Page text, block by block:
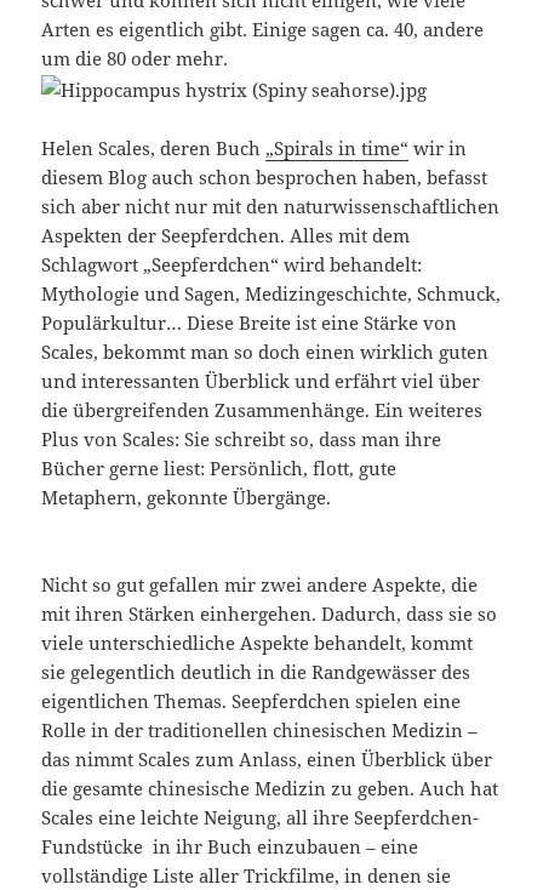
Arten es eigentlich gibt. Einige sagen ca. 40, andere
um die 80 oder mehr.
Helen Scales, deren Buch „Spirals in time“ wir in
diesem Blog auch schon besprochen haben, befasst
sich aber nicht nur mit den naturwissenschaftlichen
Aspekten der Seepferdchen. Alles mit dem
Schlagwort „Seepferdchen“ wird behandelt:
Mythologie und Sagen, Medizingeschichte, Schmuck,
Populärkultur… Diese Breite ist eine Stärke von
Scales, bekommt man so doch einen wirklich guten
und interessanten Überblick und erfährt viel über
die übergreifenden Zusammenhänge. Ein weiteres
Plus von Scales: Sie schreibt so, dass man ihre
Bücher gerne liest: Persönlich, flott, gute
Metaphern, gekonnte Übergänge.
Nicht so gut gefallen mir zwei andere Aspekte, die
mit ihren Stärken einhergehen. Dadurch, dass sie so
viele unterschiedliche Aspekte behandelt, kommt
sie gelegentlich deutlich in die Randgewässer des
eigentlichen Themas. Seepferdchen spielen eine
Rolle in der traditionellen chinesischen Medizin –
das nimmt Scales zum Anlass, einen Überblick über
die gesamte chinesische Medizin zu geben. Auch hat
Scales eine leichte Neigung, all ihre Seepferdchen-
Fundstücke in ihr Buch einzubauen – eine
vollständige Liste aller Trickfilme, in denen sie